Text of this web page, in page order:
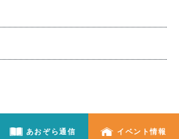
あおぞら通信 イベント情報